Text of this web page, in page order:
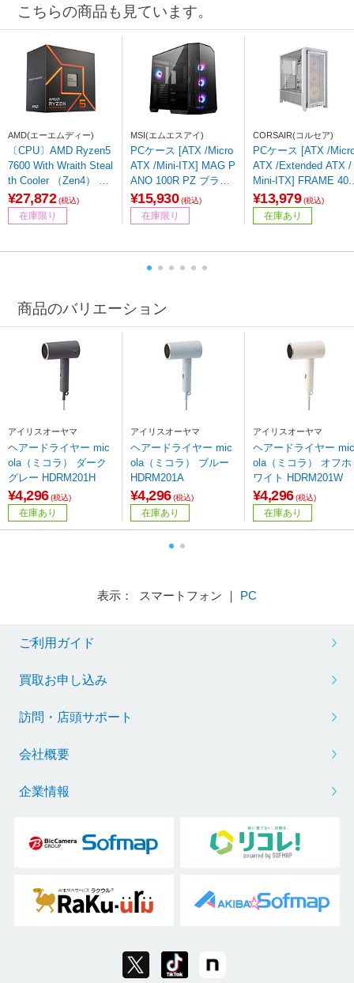
こちらの商品も見ています。
AMD(エーエムディー)
〔CPU〕AMD Ryzen5
7600 With Wraith Steal
th Cooler （Zen4） 10
0-100001015BOX ［A
MD Ryzen 5 /Socket A
M5 /グラフィックス搭
¥27,872 (税込)
在庫限り
MSI(エムエスアイ)
PCケース [ATX /Micro
ATX /Mini-ITX] MAG P
ANO 100R PZ ブラッ
ク
¥15,930 (税込)
在庫限り
CORSAIR(コルセア)
PCケース [ATX /
ATX /Extended ATX /
Mini-ITX] FRAME 400
0D RS ARGB ホワイ
ト CC-9011297-WW
【864】
¥13,979 (税込)
在庫あり
商品のバリエーション
アイリスオーヤマ
ヘアードライヤー mic
ola（ミコラ） ダーク
グレー HDRM201H
¥4,296 (税込)
在庫あり
アイリスオーヤマ
ヘアードライヤー mic
ola（ミコラ） ブルー
HDRM201A
¥4,296 (税込)
在庫あり
アイリスオーヤマ
ヘアードライヤー mic
ola（ミコラ） オフホ
ワイト HDRM201W
¥4,296 (税込)
在庫あり
表示： スマートフォン ｜ PC
ご利用ガイド
買取お申し込み
訪問・店頭サポート
会社概要
企業情報